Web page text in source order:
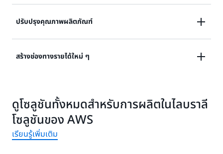
อัจฉริยะโดยการปรับแต่งผลิตภัณฑ์ให้ตรงตามการใช้งาน
และความต้องการของลูกค้า และทำให้สามารถสื่อสาร
ระหว่างผลิตภัณฑ์หรือระหว่างเครื่องได้
ปรับปรุงคุณภาพผลิตภัณฑ์
ภาคสนามเพื่อทำความเข้าใจวิธีที่ลูกค้าใช้ผลิตภัณฑ์ของคุณ
สร้างช่องทางรายได้ใหม่ ๆ
ใหม่ที่คิดค่าธรรมเนียมอย่างต่อเนื่อง รูปแบบการบำรุง
รักษาและการดำเนินงาน (MRO) ใหม่ และวิธีการใหม่ในการ
สร้างรายได้จากการปรับปรุงหลังการขาย
ดูโซลูชันทั้งหมดสำหรับการผลิตในไลบราลี
โซลูชันของ AWS
เรียนรู้เพิ่มเติม